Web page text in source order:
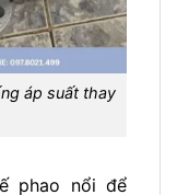
áp suất thay
phao nổi để